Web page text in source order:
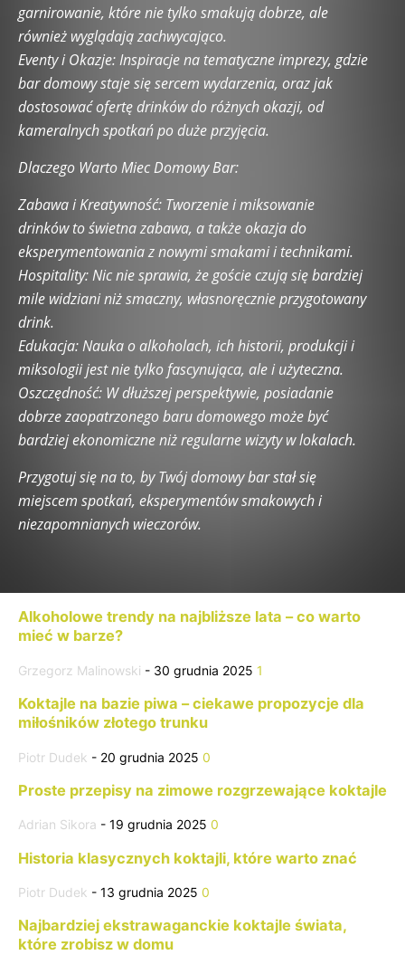
garnirowanie, które nie tylko smakują dobrze, ale
również wyglądają zachwycająco.
Eventy i Okazje: Inspiracje na tematyczne imprezy, gdzie
bar domowy staje się sercem wydarzenia, oraz jak
dostosować ofertę drinków do różnych okazji, od
kameralnych spotkań po duże przyjęcia.
Dlaczego Warto Miec Domowy Bar:
Zabawa i Kreatywność: Tworzenie i miksowanie
drinków to świetna zabawa, a także okazja do
eksperymentowania z nowymi smakami i technikami.
Hospitality: Nic nie sprawia, że goście czują się bardziej
mile widziani niż smaczny, własnoręcznie przygotowany
drink.
Edukacja: Nauka o alkoholach, ich historii, produkcji i
miksologii jest nie tylko fascynująca, ale i użyteczna.
Oszczędność: W dłuższej perspektywie, posiadanie
dobrze zaopatrzonego baru domowego może być
bardziej ekonomiczne niż regularne wizyty w lokalach.
Przygotuj się na to, by Twój domowy bar stał się
miejscem spotkań, eksperymentów smakowych i
niezapomnianych wieczorów.
Alkoholowe trendy na najbliższe lata – co warto
mieć w barze?
Grzegorz Malinowski - 30 grudnia 2025 1
Koktajle na bazie piwa – ciekawe propozycje dla
miłośników złotego trunku
Piotr Dudek - 20 grudnia 2025 0
Proste przepisy na zimowe rozgrzewające koktajle
Adrian Sikora - 19 grudnia 2025 0
Historia klasycznych koktajli, które warto znać
Piotr Dudek - 13 grudnia 2025 0
Najbardziej ekstrawaganckie koktajle świata,
które zrobisz w domu